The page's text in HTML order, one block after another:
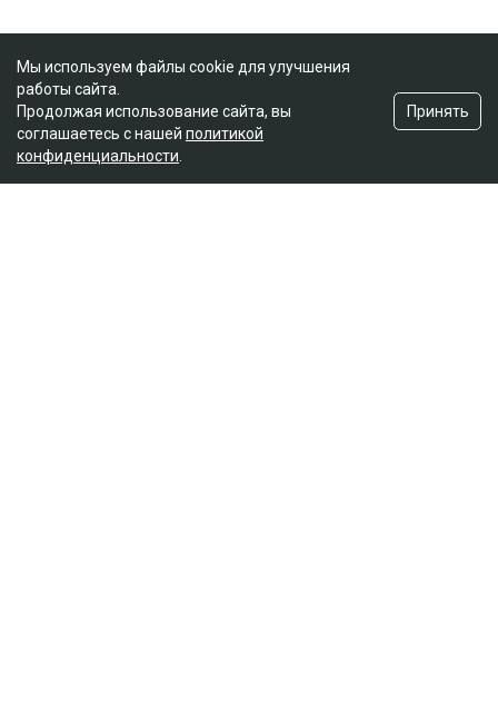
Мы используем файлы cookie для улучшения
работы сайта.
Продолжая использование сайта, вы
соглашаетесь с нашей политикой
конфиденциальности
Принять